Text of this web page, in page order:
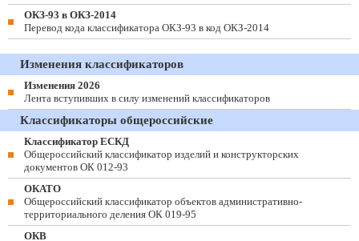
ОКЗ-93 в ОКЗ-2014
Перевод кода классификатора ОКЗ-93 в код ОКЗ-2014
Изменения классификаторов
Изменения 2026
Лента вступивших в силу изменений классификаторов
Классификаторы общероссийские
Классификатор ЕСКД
Общероссийский классификатор изделий и конструкторских
документов ОК 012-93
ОКАТО
Общероссийский классификатор объектов административно-
территориального деления ОК 019-95
ОКВ